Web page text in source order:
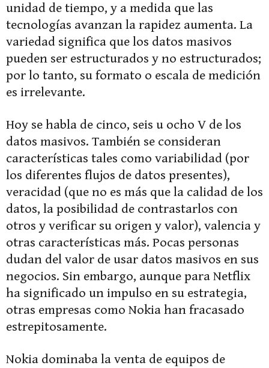
unidad de tiempo, y a medida que las
tecnologías avanzan la rapidez aumenta. La
variedad significa que los datos masivos
pueden ser estructurados y no estructurados;
por lo tanto, su formato o escala de medición
es irrelevante.
Hoy se habla de cinco, seis u ocho V de los
datos masivos. También se consideran
características tales como variabilidad (por
los diferentes flujos de datos presentes),
veracidad (que no es más que la calidad de los
datos, la posibilidad de contrastarlos con
otros y verificar su origen y valor), valencia y
otras características más. Pocas personas
dudan del valor de usar datos masivos en sus
negocios. Sin embargo, aunque para Netflix
ha significado un impulso en su estrategia,
otras empresas como Nokia han fracasado
estrepitosamente.
Nokia dominaba la venta de equipos de